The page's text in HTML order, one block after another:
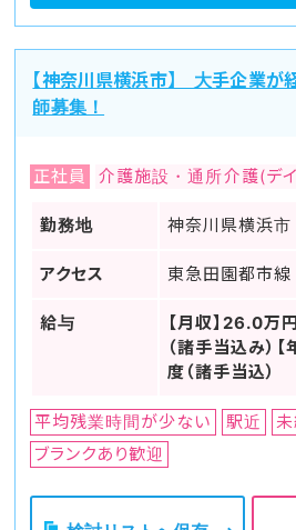
【神奈川県横浜市】 大手企業が
師募集！
正社員 介護施設・通所介護(デ
勤務地 神奈川県横浜市
アクセス 東急田園都市
給与
【月収】26.0
（諸手当込み）
度（諸手当込）
平均残業時間が少ない 駅近
ブランクあり歓迎